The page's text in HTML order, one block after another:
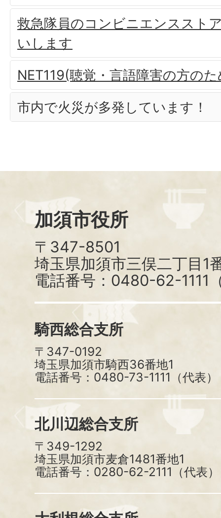
救急隊員のコンビニエンススト
いします
NET119(聴覚・言語障害の方の
市内で火災が多発しています！
加須市役所
〒347-8501
埼玉県加須市三俣二丁目1
電話番号：0480-62-1111
騎西総合支所
〒347-0192
埼玉県加須市騎西36番地1
電話番号：0480-73-1111（代表）
北川辺総合支所
〒349-1292
埼玉県加須市麦倉1481番地1
電話番号：0280-62-2111（代表）